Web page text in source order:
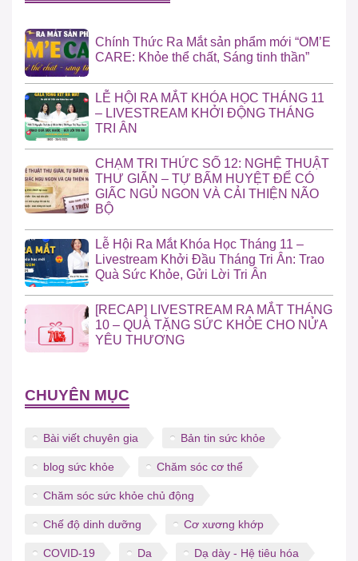
Chính Thức Ra Mắt sản phẩm mới “OM’E
CARE: Khỏe thể chất, Sáng tinh thần”
LỄ HỘI RA MẮT KHÓA HỌC THÁNG 11
– LIVESTREAM KHỞI ĐỘNG THÁNG
TRI ÂN
CHẠM TRI THỨC SỐ 12: NGHỆ THUẬT
THƯ GIÃN – TỰ BẤM HUYỆT ĐỂ CÓ
GIẤC NGỦ NGON VÀ CẢI THIỆN NÃO
BỘ
Lễ Hội Ra Mắt Khóa Học Tháng 11 –
Livestream Khởi Đầu Tháng Tri Ân: Trao
Quà Sức Khỏe, Gửi Lời Tri Ân
[RECAP] LIVESTREAM RA MẮT THÁNG
10 – QUÀ TẶNG SỨC KHỎE CHO NỬA
YÊU THƯƠNG
CHUYÊN MỤC
Bài viết chuyên gia Bản tin sức khỏe
blog sức khỏe Chăm sóc cơ thể
Chăm sóc sức khỏe chủ động
Chế độ dinh dưỡng Cơ xương khớp
COVID-19 Da Dạ dày - Hệ tiêu hóa